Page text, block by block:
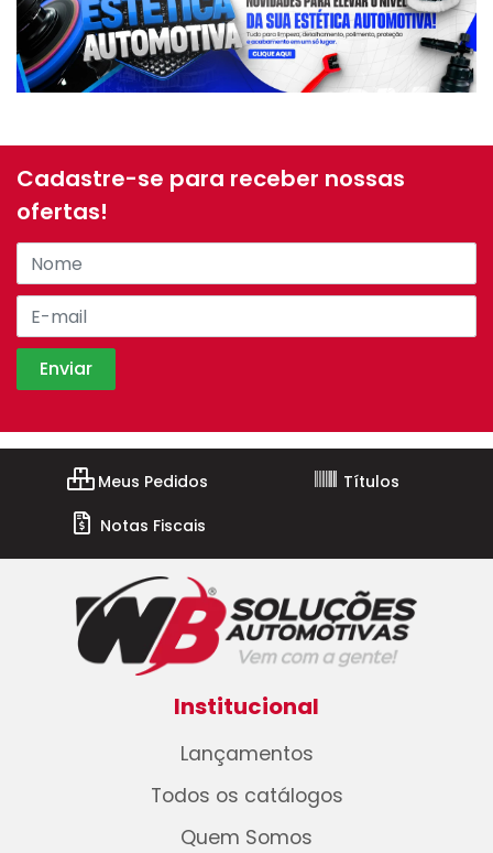
Cadastre-se para receber nossas
ofertas!
Meus Pedidos
Títulos
Notas Fiscais
Institucional
Lançamentos
Todos os catálogos
Quem Somos